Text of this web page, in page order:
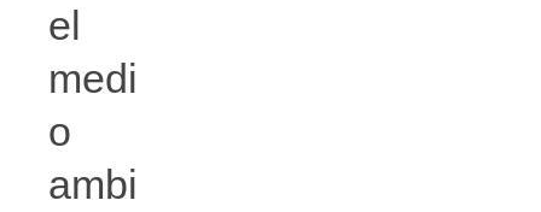
el
medi
o
ambi